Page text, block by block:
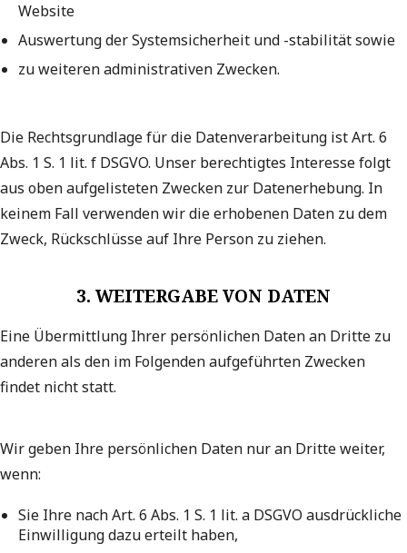
Website
Auswertung der Systemsicherheit und -stabilität sowie
zu weiteren administrativen Zwecken.
Die Rechtsgrundlage für die Datenverarbeitung ist Art. 6
Abs. 1 S. 1 lit. f DSGVO. Unser berechtigtes Interesse folgt
aus oben aufgelisteten Zwecken zur Datenerhebung. In
keinem Fall verwenden wir die erhobenen Daten zu dem
Zweck, Rückschlüsse auf Ihre Person zu ziehen.
3. WEITERGABE VON DATEN
Eine Übermittlung Ihrer persönlichen Daten an Dritte zu
anderen als den im Folgenden aufgeführten Zwecken
findet nicht statt.
Wir geben Ihre persönlichen Daten nur an Dritte weiter,
wenn:
Sie Ihre nach Art. 6 Abs. 1 S. 1 lit. a DSGVO ausdrückliche
Einwilligung dazu erteilt haben,